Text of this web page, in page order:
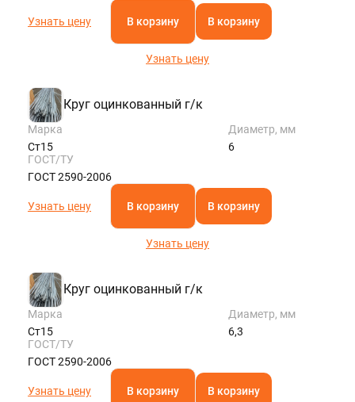
Узнать цену В корзину В корзину
Узнать цену
Круг оцинкованный г/к
Марка
Ст15
Диаметр, мм
6
ГОСТ/ТУ
ГОСТ 2590-2006
Узнать цену В корзину В корзину
Узнать цену
Круг оцинкованный г/к
Марка
Ст15
Диаметр, мм
6,3
ГОСТ/ТУ
ГОСТ 2590-2006
Узнать цену В корзину В корзину